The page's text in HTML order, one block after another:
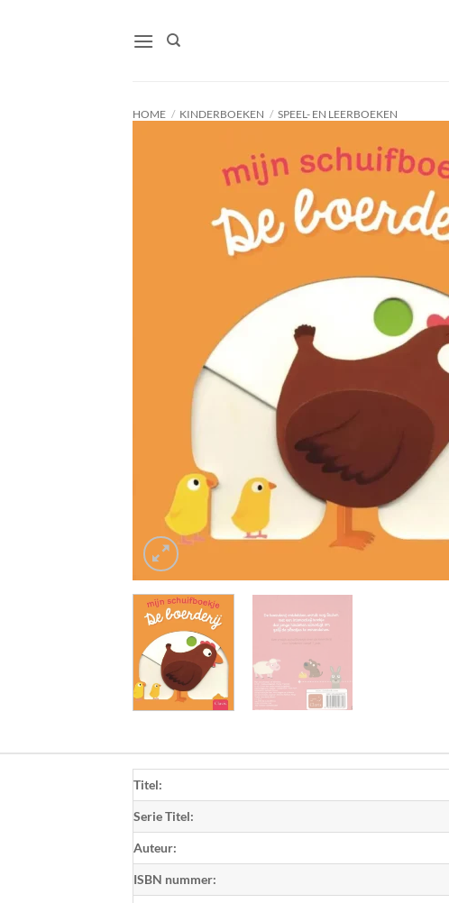
HOME / KINDERBOEKEN / SPEEL- EN LEERBOEKEN
Titel:
Serie Titel:
Auteur:
ISBN nummer: